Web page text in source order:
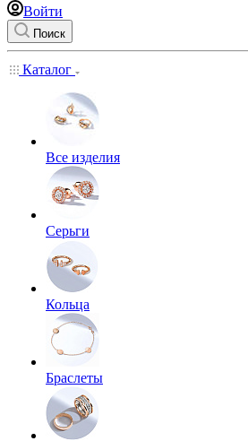
Войти
Поиск
Каталог
Все изделия
Серьги
Кольца
Браслеты